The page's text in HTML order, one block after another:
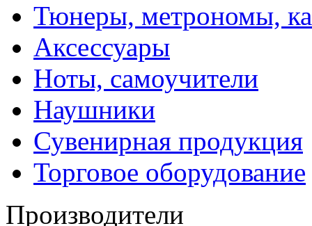
Тюнеры, метрономы,
Аксессуары
Ноты, самоучители
Наушники
Сувенирная продукция
Торговое оборудование
Производители